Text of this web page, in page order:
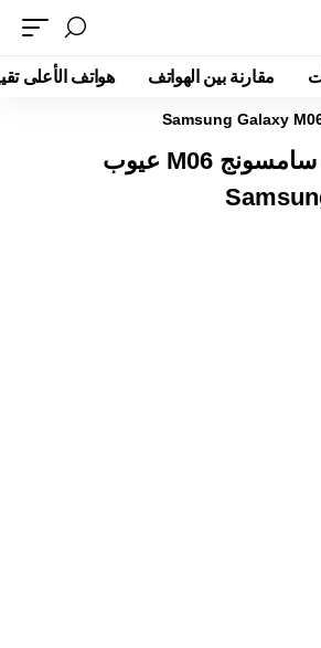
مقارنة بين الهواتف هواتف الأعلى
Samsung Galaxy
سعر ومواصفات سامسونج M06 عيوب